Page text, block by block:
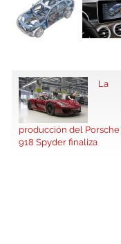
La
producción del Porsche
918 Spyder finaliza